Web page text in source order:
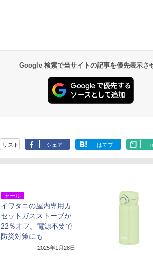
Google 検索で当サイトの記事を優先表示さ
リスト シェア はてブ
セール
イワタニの屋内専用カ
セットガスストーブが
22％オフ。電源不要で
防災対策にも
2025年1月28日